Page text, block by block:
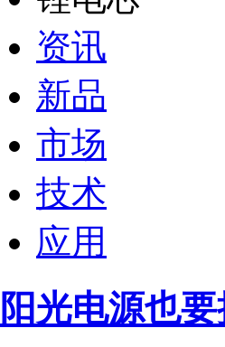
资讯
新品
市场
技术
应用
阳光电源也